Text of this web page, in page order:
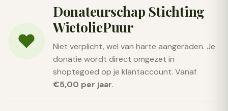
Donateurschap Stichting
WietoliePuur
Niet verplicht, wel van harte aangeraden. Je
donatie wordt direct omgezet in
shoptegoed op je klantaccount. Vanaf
€5,00 per jaar.